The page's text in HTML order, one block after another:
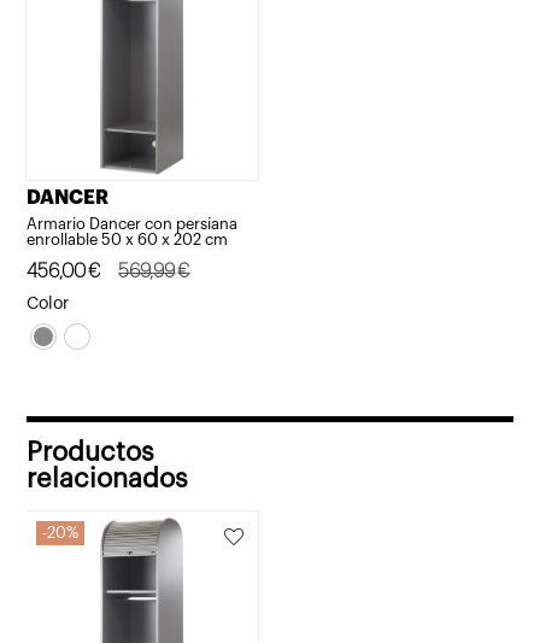
DANCER
Armario Dancer con persiana
enrollable 50 x 60 x 202 cm
569,99€
El
precio
original
456,00€
El
precio
actual
Color
Productos
relacionados
20%